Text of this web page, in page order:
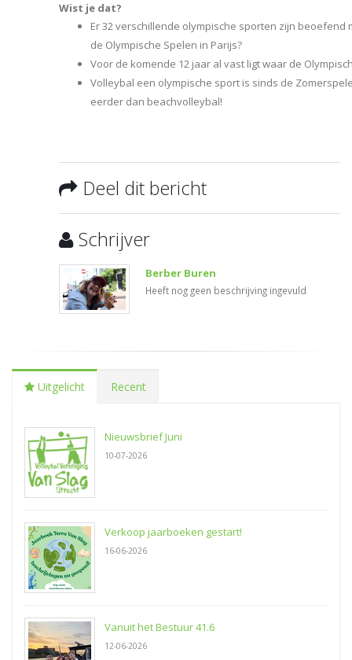
Wist je dat?
Er 32 verschillende olympische sporten zijn
de Olympische Spelen in Parijs?
Voor de komende 12 jaar al vast ligt waar de
Volleybal een olympische sport is sinds de
eerder dan beachvolleybal!
Deel dit bericht
Schrijver
Berber Buren
Heeft nog geen beschrijving ingevuld
Uitgelicht Recent
Nieuwsbrief Juni
10-07-2026
Verkoop jaarboeken gestart!
16-06-2026
Vanuit het Bestuur 41.6
12-06-2026